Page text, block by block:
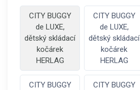
CITY BUGGY
de LUXE,
dětský skládací
kočárek
HERLAG
CITY BUGGY
de LUXE,
dětský skládací
kočárek
HERLAG
CITY BUGGY
CITY BUGGY